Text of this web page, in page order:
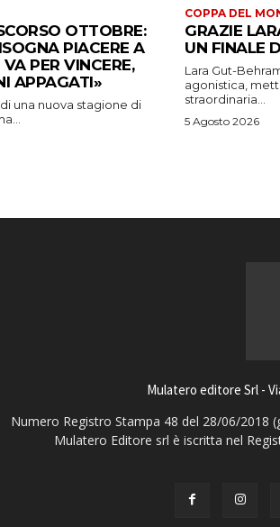
OTTOBRE:
PIACERE A
PER VINCERE,
APPAGATI»
una nuova stagione di
COPPA DEL
GRAZIE
UN FINALE
Lara Gut-
agonistica,
straordinaria...
5 Agosto 2026
Mulatero editore Srl -
Numero Registro Stampa 48 del 28/06/2018
Mulatero Editore srl è iscritta nel